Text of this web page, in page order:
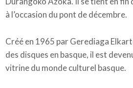
à l’occasion du pont de décembre.
Créé en 1965 par Gerediaga
des disques en basque, il est
vitrine du monde culturel basque.